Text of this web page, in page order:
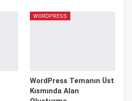
WORDPRESS
WordPress Temanın Üst
Kısmında Alan